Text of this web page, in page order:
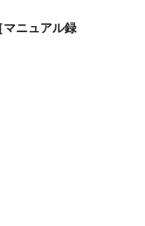
マニュアル録